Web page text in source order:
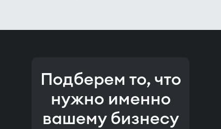
Подберем то, что
нужно именно
вашему бизнесу